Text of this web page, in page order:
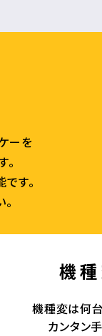
ーを
す。
機
機種変は何
カンタン